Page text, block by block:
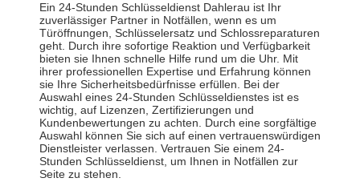
Ein 24-Stunden Schlüsseldienst Dahlerau ist Ihr
zuverlässiger Partner in Notfällen, wenn es um
Türöffnungen, Schlüsselersatz und Schlossreparaturen
geht. Durch ihre sofortige Reaktion und Verfügbarkeit
bieten sie Ihnen schnelle Hilfe rund um die Uhr. Mit
ihrer professionellen Expertise und Erfahrung können
sie Ihre Sicherheitsbedürfnisse erfüllen. Bei der
Auswahl eines 24-Stunden Schlüsseldienstes ist es
wichtig, auf Lizenzen, Zertifizierungen und
Kundenbewertungen zu achten. Durch eine sorgfältige
Auswahl können Sie sich auf einen vertrauenswürdigen
Dienstleister verlassen. Vertrauen Sie einem 24-
Stunden Schlüsseldienst, um Ihnen in Notfällen zur
Seite zu stehen.